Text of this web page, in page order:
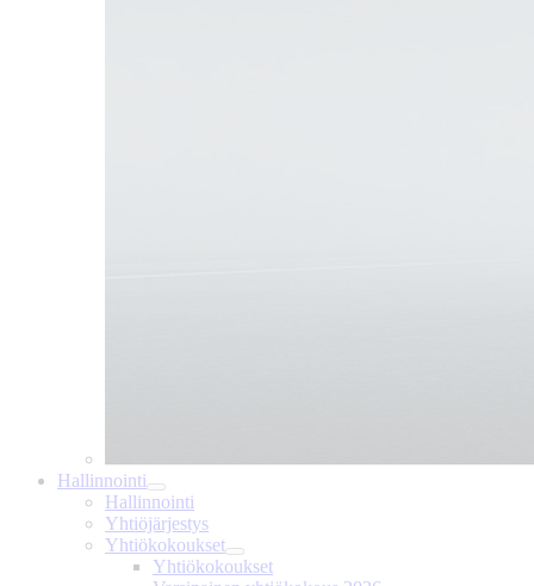
Hallinnointi
Hallinnointi
Yhtiöjärjestys
Yhtiökokoukset
Yhtiökokoukset